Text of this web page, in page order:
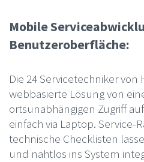
Mobile
Benutzeroberfläche:
Die 24 Servicetechniker
webbasierte Lösung von
ortsunabhängigen Zugriff
einfach via Laptop. Service-
technische Checklisten
und nahtlos ins System